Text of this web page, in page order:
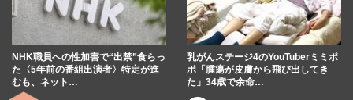
NHK職員への性加害で“出禁”食らっ
た〈5年前の番組出演者〉特定が進
むも、ネット…
乳がんステージ4のYouTuberミミポ
ポ「腫瘍が皮膚から飛び出してき
た」34歳で余命…